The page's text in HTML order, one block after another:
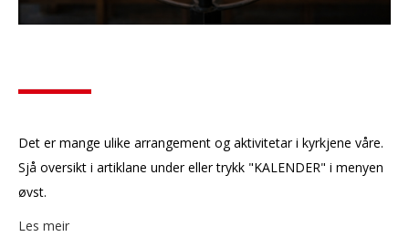
Det er mange ulike arrangement og aktivitetar i kyrkjene våre.
Sjå oversikt i artiklane under eller trykk "KALENDER" i menyen
øvst.
Les meir